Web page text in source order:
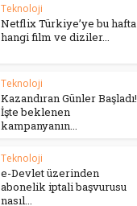
Teknoloji
Netflix Türkiye’ye bu hafta
hangi film ve diziler...
Teknoloji
Kazandıran Günler Başladı!
İşte beklenen
kampanyanın...
Teknoloji
e-Devlet üzerinden
abonelik iptali başvurusu
nasıl...